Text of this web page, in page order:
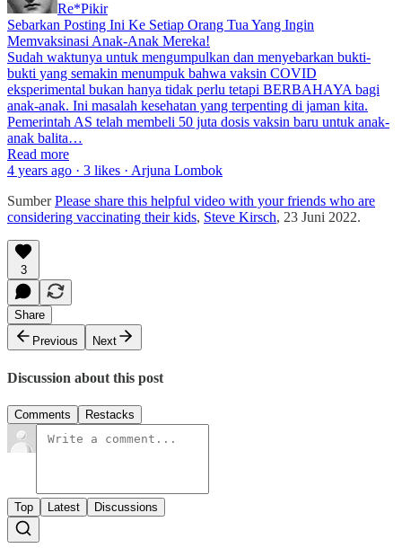
Re*Pikir
Sebarkan Posting Ini Ke Setiap Orang Tua Yang Ingin
Memvaksinasi Anak-Anak Mereka!
Sudah waktunya untuk mengumpulkan dan menyebarkan bukti-
bukti yang semakin menumpuk bahwa vaksin COVID
eksperimental bukan hanya tidak perlu tetapi BERBAHAYA bagi
anak-anak. Ini masalah kesehatan yang terpenting di jaman kita.
Pemerintah AS telah membeli 50 juta dosis vaksin baru untuk anak-
anak balita…
Read more
4 years ago · 3 likes · Arjuna Lombok
SumberPlease share this helpful video with your friends who are
considering vaccinating their kids, Steve Kirsch, 23 Juni 2022.
3
Share
Previous
Next
Discussion about this post
Comments Restacks
Top Latest Discussions